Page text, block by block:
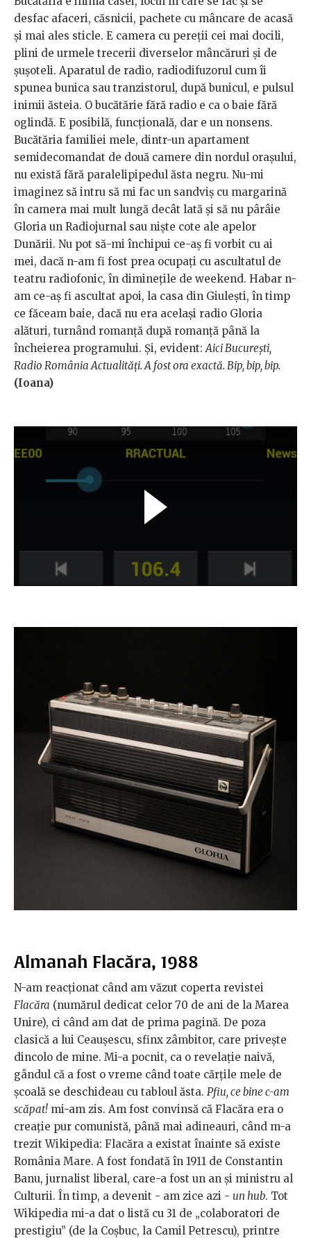
desfac afaceri, căsnicii, pachete cu mâncare de acasă
și mai ales sticle. E camera cu pereții cei mai docili,
plini de urmele trecerii diverselor mâncăruri și de
șușoteli. Aparatul de radio, radiodifuzorul cum îi
spunea bunica sau tranzistorul, după bunicul, e pulsul
inimii ăsteia. O bucătărie fără radio e ca o baie fără
oglindă. E posibilă, funcțională, dar e un nonsens.
Bucătăria familiei mele, dintr-un apartament
semidecomandat de două camere din nordul orașului,
nu există fără paralelipipedul ăsta negru. Nu-mi
imaginez să intru să mi fac un sandviș cu margarină
în camera mai mult lungă decât lată și să nu pârâie
Gloria un Radiojurnal sau niște cote ale apelor
Dunării. Nu pot să-mi închipui ce-aș fi vorbit cu ai
mei, dacă n-am fi fost prea ocupați cu ascultatul de
teatru radiofonic, în diminețile de weekend. Habar n-
am ce-aș fi ascultat apoi, la casa din Giulești, în timp
ce făceam baie, dacă nu era același radio Gloria
alături, turnând romanță după romanță până la
încheierea programului. Și, evident:Aici București,
Radio România Actualități. A fost ora exactă. Bip, bip, bip.
(Ioana)
Almanah Flacăra, 1988
N-am reacționat când am văzut coperta revistei
Flacăra (numărul dedicat celor 70 de ani de la Marea
Unire), ci când am dat de prima pagină. De poza
clasică a lui Ceaușescu, sfinx zâmbitor, care privește
dincolo de mine. Mi-a pocnit, ca o revelație naivă,
gândul că a fost o vreme când toate cărțile mele de
școală se deschideau cu tabloul ăsta. Pfiu, ce bine c-am
scăpat! mi-am zis. Am fost convinsă că Flacăra era o
creație pur comunistă, până mai adineauri, când m-a
trezit Wikipedia: Flacăra a existat înainte să existe
România Mare. A fost fondată în 1911 de Constantin
Banu, jurnalist liberal, care-a fost un an și ministru al
Culturii. În timp, a devenit - am zice azi - un hub. Tot
Wikipedia mi-a dat o listă cu 31 de „colaboratori de
prestigiu” (de la Coșbuc, la Camil Petrescu), printre